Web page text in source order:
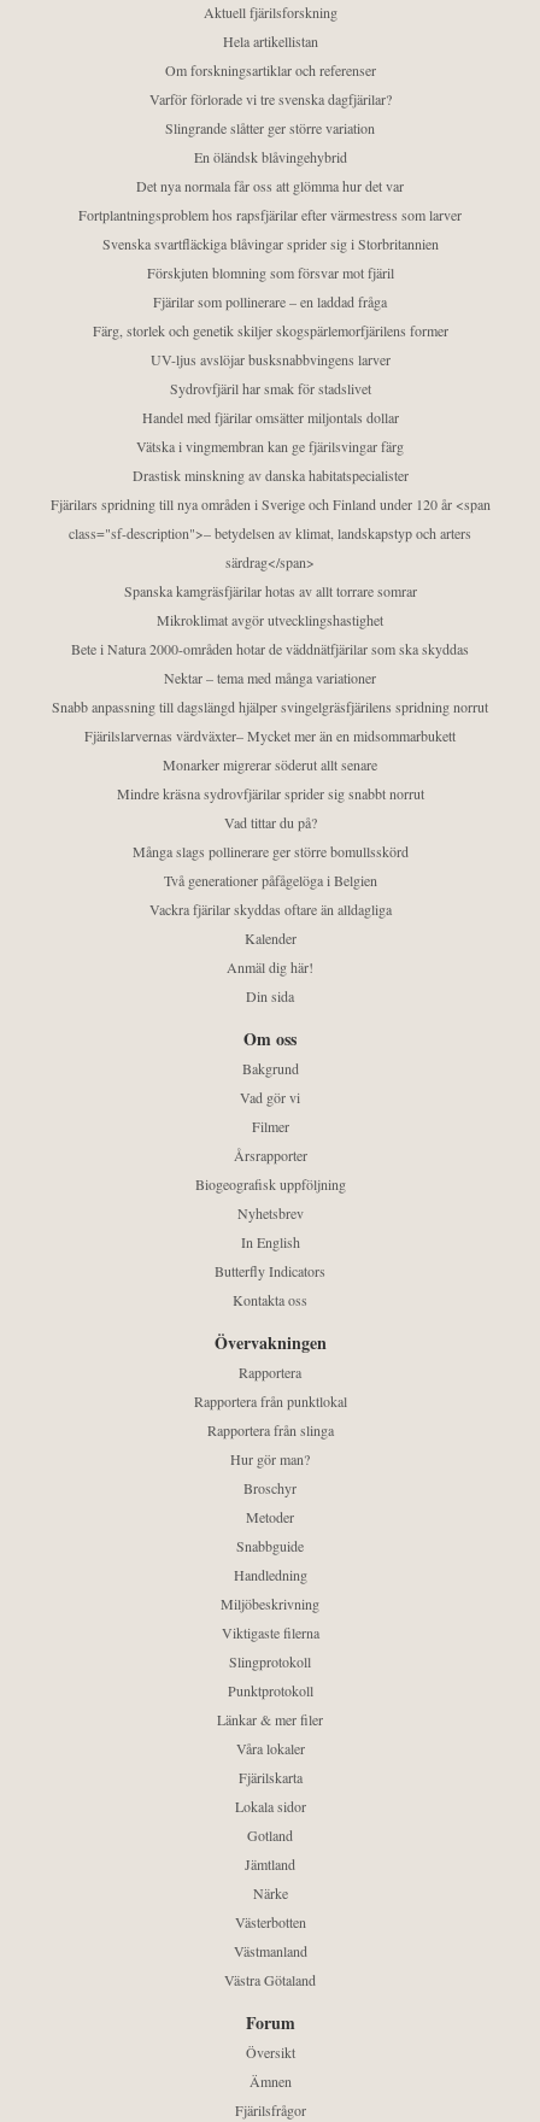
Aktuell fjärilsforskning
Hela artikellistan
Om forskningsartiklar och referenser
Varför förlorade vi tre svenska dagfjärilar?
Slingrande slåtter ger större variation
En öländsk blåvingehybrid
Det nya normala får oss att glömma hur det var
Fortplantningsproblem hos rapsfjärilar efter värmestress som larver
Svenska svartfläckiga blåvingar sprider sig i Storbritannien
Förskjuten blomning som försvar mot fjäril
Fjärilar som pollinerare – en laddad fråga
Färg, storlek och genetik skiljer skogspärlemorfjärilens former
UV-ljus avslöjar busksnabbvingens larver
Sydrovfjäril har smak för stadslivet
Handel med fjärilar omsätter miljontals dollar
Vätska i vingmembran kan ge fjärilsvingar färg
Drastisk minskning av danska habitatspecialister
Fjärilars spridning till nya områden i Sverige och Finland under 120 år <span
class="sf-description">– betydelsen av klimat, landskapstyp och arters
särdrag</span>
Spanska kamgräsfjärilar hotas av allt torrare somrar
Mikroklimat avgör utvecklingshastighet
Bete i Natura 2000-områden hotar de väddnätfjärilar som ska skyddas
Nektar – tema med många variationer
Snabb anpassning till dagslängd hjälper svingelgräsfjärilens spridning norrut
Fjärilslarvernas värdväxter– Mycket mer än en midsommarbukett
Monarker migrerar söderut allt senare
Mindre kräsna sydrovfjärilar sprider sig snabbt norrut
Vad tittar du på?
Många slags pollinerare ger större bomullsskörd
Två generationer påfågelöga i Belgien
Vackra fjärilar skyddas oftare än alldagliga
Kalender
Anmäl dig här!
Din sida
Om oss
Bakgrund
Vad gör vi
Filmer
Årsrapporter
Biogeografisk uppföljning
Nyhetsbrev
In English
Butterfly Indicators
Kontakta oss
Övervakningen
Rapportera
Rapportera från punktlokal
Rapportera från slinga
Hur gör man?
Broschyr
Metoder
Snabbguide
Handledning
Miljöbeskrivning
Viktigaste filerna
Slingprotokoll
Punktprotokoll
Länkar & mer filer
Våra lokaler
Fjärilskarta
Lokala sidor
Gotland
Jämtland
Närke
Västerbotten
Västmanland
Västra Götaland
Forum
Översikt
Ämnen
Fjärilsfrågor